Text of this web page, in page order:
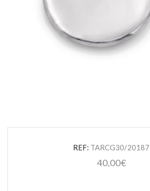
REF: TARCG30/20187
40,00€